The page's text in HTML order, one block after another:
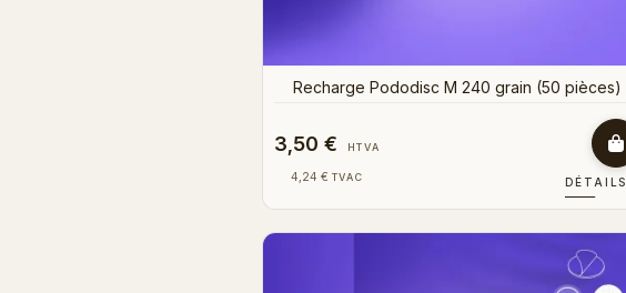
Recharge Pododisc M 240 grain (50 pièces)
3,50 € HTVA
4,24 € TVAC DÉTAILS